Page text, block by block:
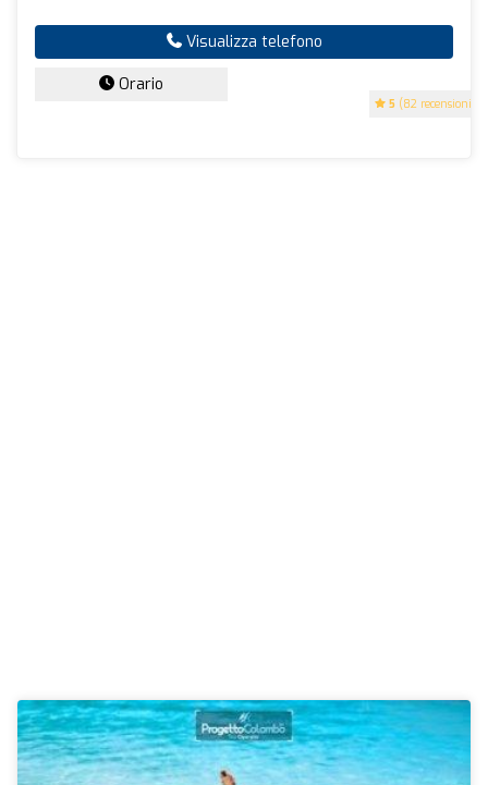
5 (82 recensioni)
Visualizza telefono
Orario